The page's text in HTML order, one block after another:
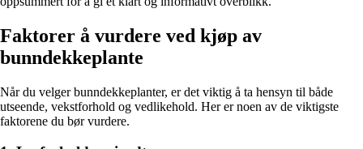
Faktorer å vurdere ved kjøp av
bunndekkeplante
Når du velger bunndekkeplanter, er det viktig å ta hensyn til både
utseende, vekstforhold og vedlikehold. Her er noen av de viktigste
faktorene du bør vurdere.